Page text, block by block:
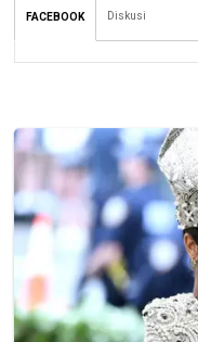
FACEBOOK Diskusi